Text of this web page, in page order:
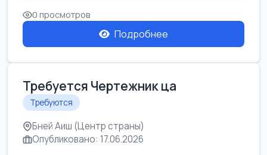
0 просмотров
Подробнее
Требуется Чертежник ца
Требуются
Бней Аиш (Центр страны)
Опубликовано: 17.06.2026